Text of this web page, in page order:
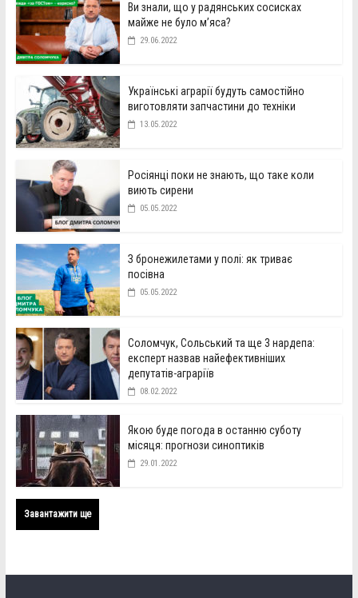
Ви знали, що у радянських сосисках
майже не було м’яса?
29.06.2022
Українські аграрії будуть самостійно
виготовляти запчастини до техніки
13.05.2022
Росіянці поки не знають, що таке коли
виють сирени
05.05.2022
З бронежилетами у полі: як триває
посівна
05.05.2022
Соломчук, Сольський та ще 3 нардепа:
експерт назвав найефективніших
депутатів-аграріїв
08.02.2022
Якою буде погода в останню суботу
місяця: прогнози синоптиків
29.01.2022
Завантажити ще